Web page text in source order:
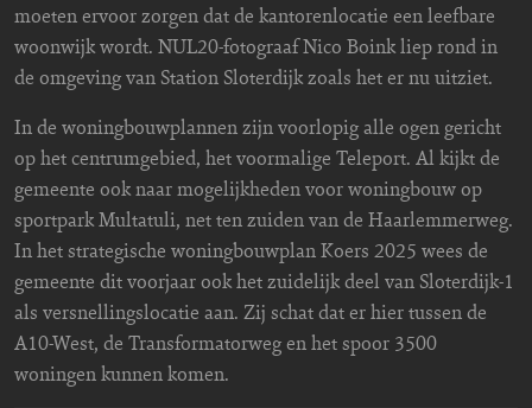
moeten ervoor zorgen dat de kantorenlocatie een leefbare
woonwijk wordt. NUL20-fotograaf Nico Boink liep rond in
de omgeving van Station Sloterdijk zoals het er nu uitziet.
In de woningbouwplannen zijn voorlopig alle ogen gericht
op het centrumgebied, het voormalige Teleport. Al kijkt de
gemeente ook naar mogelijkheden voor woningbouw op
sportpark Multatuli, net ten zuiden van de Haarlemmerweg.
In het strategische woningbouwplan Koers 2025 wees de
gemeente dit voorjaar ook het zuidelijk deel van Sloterdijk-1
als versnellingslocatie aan. Zij schat dat er hier tussen de
A10-West, de Transformatorweg en het spoor 3500
woningen kunnen komen.